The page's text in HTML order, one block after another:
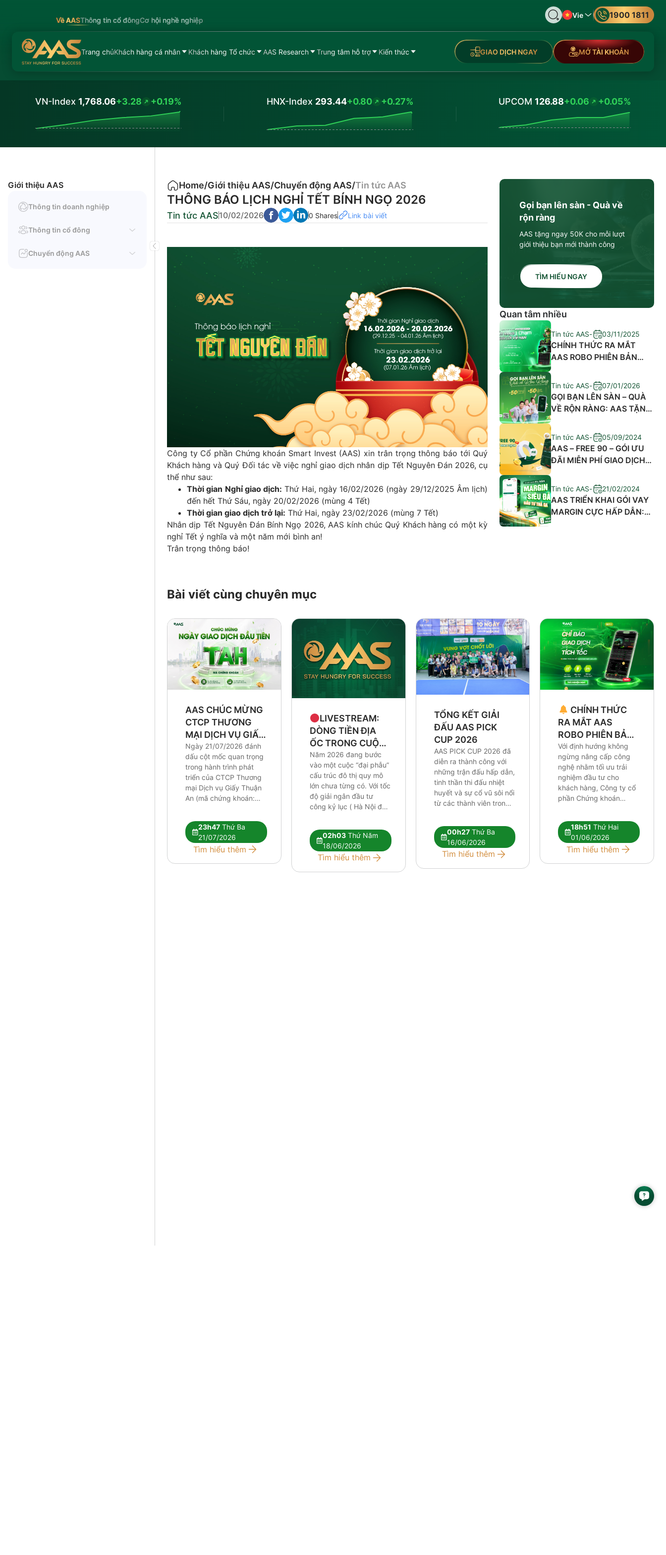
Về AASThông tin cổ đôngCơ hội nghề nghiệp
Vie 1900 1811
Trang chủKhách hàng cá nhân Khách hàng Tổ chức AAS Research Trung tâm hỗ trợ Kiến thức GIAO DỊCH NGAY MỞ TÀI KHOẢN
VN-Index 1,768.06+3.28 +0.19% HNX-Index 293.44+0.80 +0.27% UPCOM 126.88+0.06 +0.05%
Giới thiệu AAS
Thông tin doanh nghiệp
Thông tin cổ đông
Chuyển động AAS
Home/Giới thiệu AAS/Chuyển động AAS/Tin tức AAS
THÔNG BÁO LỊCH NGHỈ TẾT BÍNH NGỌ 2026
Tin tức AAS10/02/2026 0 Shares Link bài viết
Công ty Cổ phần Chứng khoán Smart Invest (AAS) xin trân trọng thông báo tới Quý
Khách hàng và Quý Đối tác về việc nghỉ giao dịch nhân dịp Tết Nguyên Đán 2026, cụ
thể như sau:
Thời gian Nghỉ giao dịch: Thứ Hai, ngày 16/02/2026 (ngày 29/12/2025 Âm lịch)
đến hết Thứ Sáu, ngày 20/02/2026 (mùng 4 Tết)
Thời gian giao dịch trở lại: Thứ Hai, ngày 23/02/2026 (mùng 7 Tết)
Nhân dịp Tết Nguyên Đán Bính Ngọ 2026, AAS kính chúc Quý Khách hàng có một kỳ
nghỉ Tết ý nghĩa và một năm mới bình an!
Trân trọng thông báo!
Gọi bạn lên sàn - Quà về
rộn ràng
AAS tặng ngay 50K cho mỗi lượt
giới thiệu bạn mới thành công
TÌM HIỂU NGAY
Quan tâm nhiều
Tin tức AAS- 03/11/2025
CHÍNH THỨC RA MẮT
AAS ROBO PHIÊN BẢN
ƯU VIỆT – CẨM NANG 1
CHẠM, SINH LỜI VÔ HẠN
Tin tức AAS- 07/01/2026
GỌI BẠN LÊN SÀN – QUÀ
VỀ RỘN RÀNG: AAS TẶNG
BẠN MỚI THÀNH CÔNG
Tin tức AAS- 05/09/2024
AAS – FREE 90 – GÓI ƯU
ĐÃI MIỄN PHÍ GIAO DỊCH
MẮT PHIÊN BẢN MỚI AAS
PRO
Tin tức AAS- 21/02/2024
AAS TRIỂN KHAI GÓI VAY
MARGIN CỰC HẤP DẪN:
Bài viết cùng chuyên mục
AAS CHÚC MỪNG
CTCP THƯƠNG
MẠI DỊCH VỤ GIẤY
THUẬN AN (TAH)
NGÀY GIAO DỊCH
ĐẦU TIÊN
Ngày 21/07/2026 đánh
dấu cột mốc quan trọng
trong hành trình phát
triển của CTCP Thương
mại Dịch vụ Giấy Thuận
An (mã chứng khoán:
ký giao dịch trên thị
trường UPCoM với giá
tham chiếu 16.500
23h47 Thứ Ba
21/07/2026
Tìm hiểu thêm
LIVESTREAM:
DÒNG TIỀN ĐỊA
ỐC TRONG CUỘC
“GIẢI PHẪU” HẠ
TẦNG
Năm 2026 đang bước
vào một cuộc “đại phẫu”
cấu trúc đô thị quy mô
lớn chưa từng có. Với tốc
độ giải ngân đầu tư
công kỷ lục ( Hà Nội đạt
năm), các đại dự án lộ
diện định vị lại toàn bộ
[…]
02h03Thứ Năm
18/06/2026
Tìm hiểu thêm
TỔNG KẾT GIẢI
ĐẤU AAS PICK
CUP 2026
AAS PICK CUP 2026 đã
diễn ra thành công với
những trận đấu hấp dẫn,
tinh thần thi đấu nhiệt
huyết và sự cổ vũ sôi nổi
từ các thành viên trong
và hình thức thi đầu
đồng đội, chiến thuật
thông minh, […]
00h27Thứ Ba
16/06/2026
Tìm hiểu thêm
RA MẮT AAS
ROBO PHIÊN BẢN
MỚI – TỪ CHỈ BÁO
ĐẾN GIAO DỊCH
TRONG TÍCH TẮC
Với định hướng không
ngừng nâng cấp công
nghệ nhằm tối ưu trải
nghiệm đầu tư cho
khách hàng, Công ty cổ
phần Chứng khoán
AAS ROBO phiên bản
mới với giao diện hiện
đại cùng hàng loạt cải
18h51 Thứ Hai
01/06/2026
Tìm hiểu thêm